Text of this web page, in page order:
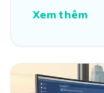
Xem thêm